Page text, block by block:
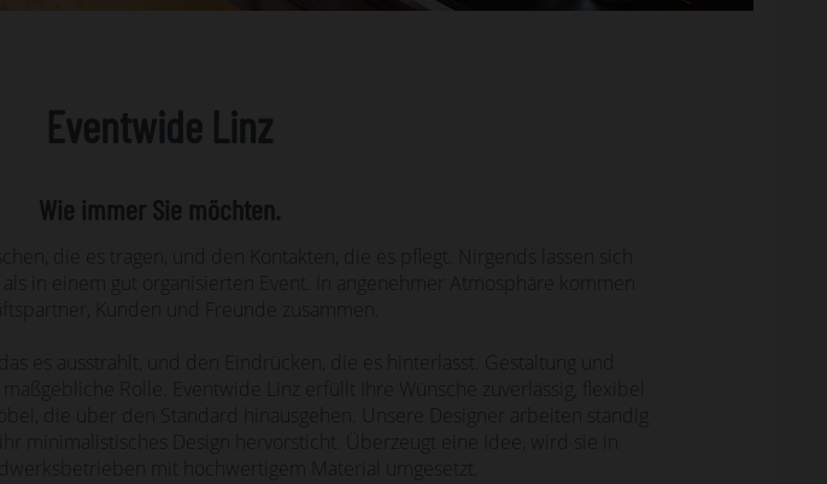
Eventwide Linz
Wie immer Sie möchten.
die es tragen, und den Kontakten, die es pflegt. Nirgends lassen sich
in einem gut organisierten Event. In angenehmer Atmosphäre kommen
Kunden und Freunde zusammen.
es ausstrahlt, und den Eindrücken, die es hinterlässt. Gestaltung und
Rolle. Eventwide Linz erfüllt Ihre Wünsche zuverlässig, flexibel
die über den Standard hinausgehen. Unsere Designer arbeiten ständig
minimalistisches Design hervorsticht. Überzeugt eine Idee, wird sie in
mit hochwertigem Material umgesetzt.